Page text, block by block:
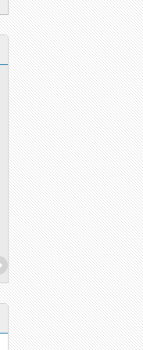
兵团
副局
职务：
简介：李 萍，女，汉族，大
兵团统计局党组成员、副局
业统计处（社会科技...